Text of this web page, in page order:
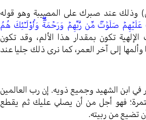
وذلك عند صبرك على المصيبة وهو قوله
عَلَيۡهِمۡ صَلَوَٰتࣱ مِّن رَّبِّهِمۡ وَرَحۡمَةࣱۖ وَأُوْلَـٰٓئِكَ هُمُ
تكون بمقدار هذا الألم، وقد تكون
إلى آخر العمر، كما نرى ذلك جليا عند
في ابن الشهيد وجميع ذويه. إن رب العالمين
فهو أجل من أن يصلي عليك ثم يقطع
تضيع من ربيته.